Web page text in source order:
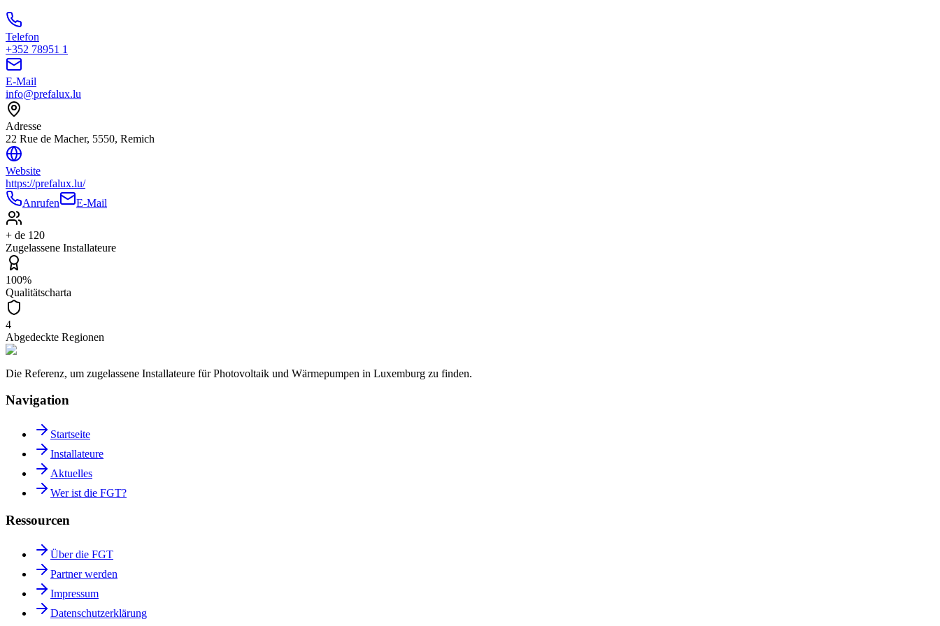
Telefon
+352 78951 1
E-Mail
info@prefalux.lu
Adresse
22 Rue de Macher, 5550, Remich
Website
https://prefalux.lu/
Anrufen
E-Mail
+ de 120
Zugelassene Installateure
100%
Qualitätscharta
4
Abgedeckte Regionen
Die Referenz, um zugelassene Installateure für Photovoltaik und Wärmepumpen in Luxemburg zu finden.
Navigation
Startseite
Installateure
Aktuelles
Wer ist die FGT?
Ressourcen
Über die FGT
Partner werden
Impressum
Datenschutzerklärung